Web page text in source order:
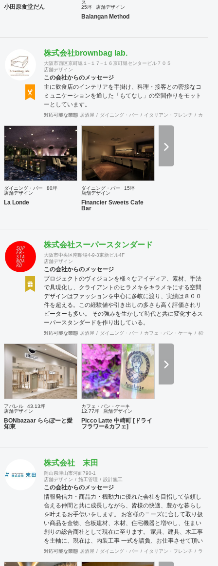
小田原食堂だん
ス
25坪
店舗デザイン
Balangan Method
株式会社brownbag lab.
大阪市西区京町堀１−１７−１６京町堀センタービル７０５
店舗デザイン
この会社からのメッセージ
主に飲食店のインテリアを手掛け、料理・接客との密接なコ
ミュニケーションを通した「もてなし」の空間作りをモット
ーとしています。
対応可能な業態 居酒屋 ダイニング・バー イタリアン・フレンチ カフェ
ダイニング・バー
80坪
店舗デザイン
La Londe
ダイニング・バー
15坪
店舗デザイン
Financier Sweets Cafe
Bar
株式会社スーパースタンダード
大阪市中央区南船場4-9-3東新ビル4F
店舗デザイン
この会社からのメッセージ
プロジェクトのヴィジョンを様々なアイディア、素材、手法
で具現化し、クライアントのヒラメキをキラメキにする空間
デザインはファッションを中心に多岐に渡り、実績は８００
件を超える。この経験値や引き出しの多さも高く評価されリ
ピーターも多い。 その強みを生かして時代と共に変化するス
ーパースタンダードを作り出している。
対応可能な業態 居酒屋 ダイニング・バー カフェ・パン・ケーキ 和食・
アパレル
43.13坪
店舗デザイン
BONbazaar ららぽーと愛
知東
カフェ・パン・ケーキ
12.77坪
店舗デザイン
Picco Latte 中崎町 [ドライ
フラワー&カフェ]
株式会社 末田
岡山県津山市河面790-1
店舗デザイン
施工管理 設計施工
この会社からのメッセージ
情報発信力・商品力・機動力に優れた会社を目指して信頼し
合える仲間と共に成長しながら、皆様の快適、豊かな暮らし
を叶えるお手伝いをします。 お客様のニーズに合して取り扱
い商品を金物、合板建材、木材、住宅機器と増やし、住まい
創りの総合商社として現在に至ります。 家具、建具、木工事
を主軸に、現在は、内装工事 一式を請負、お仕事させて頂い
ております。 お客様に接するときも、実直に仕事と向き合う
対応可能な業態 居酒屋 ダイニング・バー イタリアン・フレンチ ラーメ